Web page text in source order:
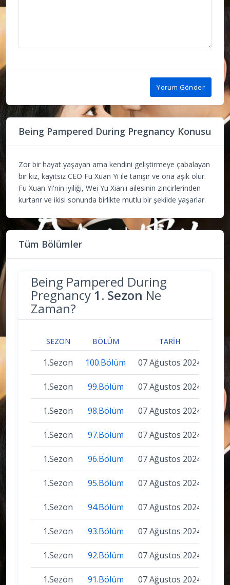
Yorum Gönder
Being Pampered During Pregnancy Konusu
Zor bir hayat yaşayan ama kendini geliştirmeye çabalayan
bir kız, kayıtsız CEO Fu Xuan Yi ile tanışır ve ona aşık olur.
Fu Xuan Yi'nin iyiliği, Wei Yu Xian'ı ailesinin zincirlerinden
kurtarır ve ikisi sonunda birlikte mutlu bir şekilde yaşarlar.
Tüm Bölümler
Being Pampered During
Pregnancy1. Sezon Ne
Zaman?
SEZON BÖLÜM TARIH
1.Sezon 100.Bölüm 07 Ağustos 2024
1.Sezon 99.Bölüm 07 Ağustos 2024
1.Sezon 98.Bölüm 07 Ağustos 2024
1.Sezon 97.Bölüm 07 Ağustos 2024
1.Sezon 96.Bölüm 07 Ağustos 2024
1.Sezon 95.Bölüm 07 Ağustos 2024
1.Sezon 94.Bölüm 07 Ağustos 2024
1.Sezon 93.Bölüm 07 Ağustos 2024
1.Sezon 92.Bölüm 07 Ağustos 2024
1.Sezon 91.Bölüm 07 Ağustos 2024